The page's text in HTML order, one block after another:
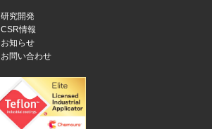
研究開発
CSR情報
お知らせ
お問い合わせ